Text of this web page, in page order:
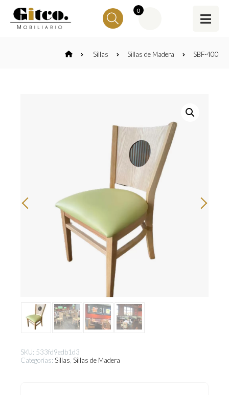
0
Sillas Sillas de Madera SBF-400
SKU: 533fd9edb1d3
Categorías: Sillas, Sillas de Madera